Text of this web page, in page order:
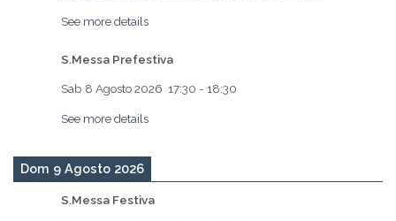
See more details
S.Messa Prefestiva
Sab 8 Agosto 2026 17:30 - 18:30
See more details
Dom 9 Agosto 2026
S.Messa Festiva